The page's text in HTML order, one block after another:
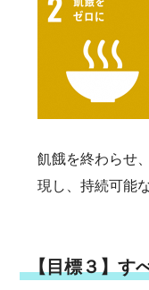
飢餓を終わらせ
現し、持続可能
【目標３】す